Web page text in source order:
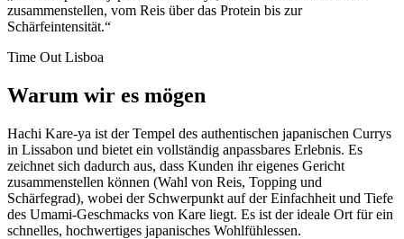
zusammenstellen, vom Reis über das Protein bis zur
Schärfeintensität.
Time Out Lisboa
Warum wir es mögen
Hachi Kare-ya ist der Tempel des authentischen japanischen Currys
in Lissabon und bietet ein vollständig anpassbares Erlebnis. Es
zeichnet sich dadurch aus, dass Kunden ihr eigenes Gericht
zusammenstellen können (Wahl von Reis, Topping und
Schärfegrad), wobei der Schwerpunkt auf der Einfachheit und Tiefe
des Umami-Geschmacks von Kare liegt. Es ist der ideale Ort für ein
schnelles, hochwertiges japanisches Wohlfühlessen.